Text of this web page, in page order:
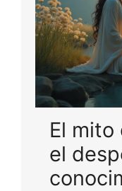
El mito
el